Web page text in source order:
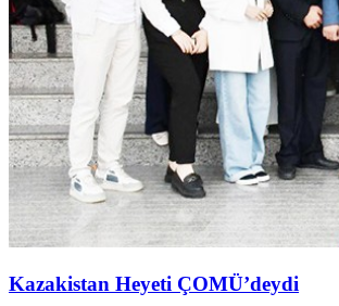
Kazakistan Heyeti ÇOMÜ’deydi